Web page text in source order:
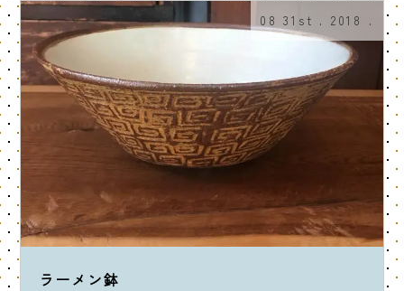
08 31st . 2018 .
ラーメン鉢